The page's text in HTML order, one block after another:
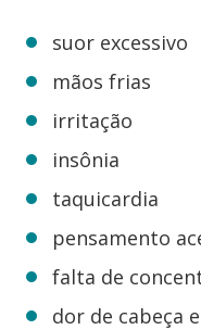
suor excessivo
mãos frias
irritação
insônia
taquicardia
pensamento
falta de
dor de cabeça